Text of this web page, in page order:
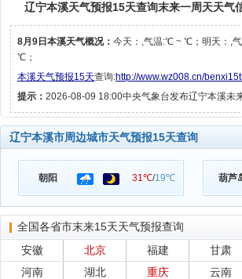
辽宁本溪天气预报15天查询末来一周天天气
8月9日本溪天气概况： 今天：,气温:℃ ~ ℃；明天：,
℃；
本溪天气预报15天查询:http://www.wz008.cn/
提示： 2026-08-09 18:00中央气象台发布辽宁本溪未
辽宁本溪市周边城市天气预报15天查询
朝阳 31℃/19℃ 葫芦
全国各省市末来15天天气预报查询
安徽
北京 福建 甘肃
河南
湖北 重庆 云南